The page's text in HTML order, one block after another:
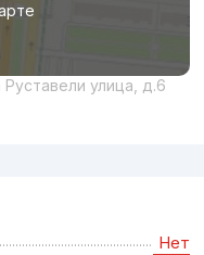
улица, д.6
Нет